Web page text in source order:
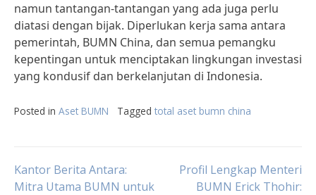
namun tantangan-tantangan yang ada juga perlu
diatasi dengan bijak. Diperlukan kerja sama antara
pemerintah, BUMN China, dan semua pemangku
kepentingan untuk menciptakan lingkungan investasi
yang kondusif dan berkelanjutan di Indonesia.
Posted in Aset BUMN Tagged total aset bumn china
Post
Kantor Berita Antara:
Mitra Utama BUMN untuk
Profil Lengkap Menteri
BUMN Erick Thohir: